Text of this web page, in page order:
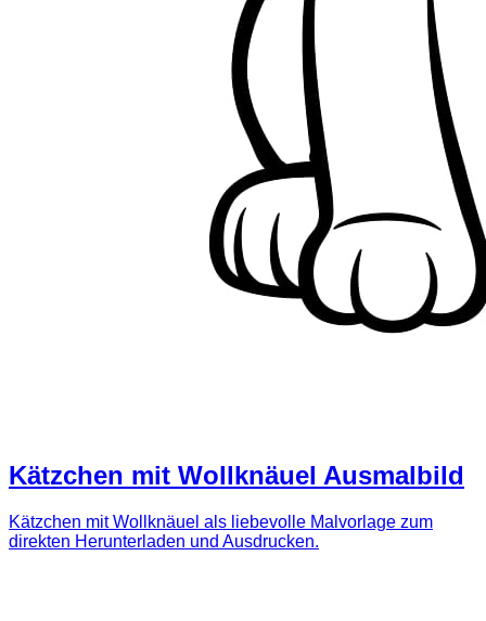
Kätzchen mit Wollknäuel Ausmalbild
Kätzchen mit Wollknäuel als liebevolle Malvorlage zum
direkten Herunterladen und Ausdrucken.